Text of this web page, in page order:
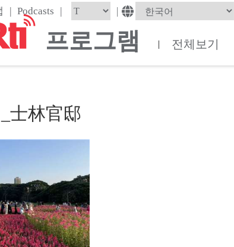
| Podcasts | |
프로그램 | 전체보기
士林官邸